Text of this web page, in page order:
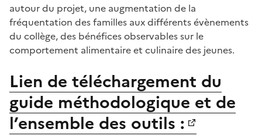
autour du projet, une augmentation de la
fréquentation des familles aux différents évènements
du collège, des bénéfices observables sur le
comportement alimentaire et culinaire des jeunes.
Lien de téléchargement du
guide méthodologique et de
l’ensemble des outils :